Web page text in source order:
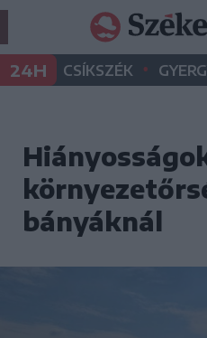
24H CSÍKSZÉK •
bányáknál